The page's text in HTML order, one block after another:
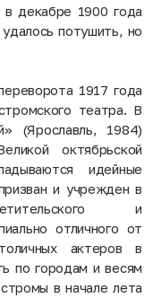
декабре 1900 года
потушить, но
1917 года
театра. В
(Ярославль, 1984)
октябрьской
идейные
и учрежден в
и
отличного от
актеров в
по городам и весям
в начале лета